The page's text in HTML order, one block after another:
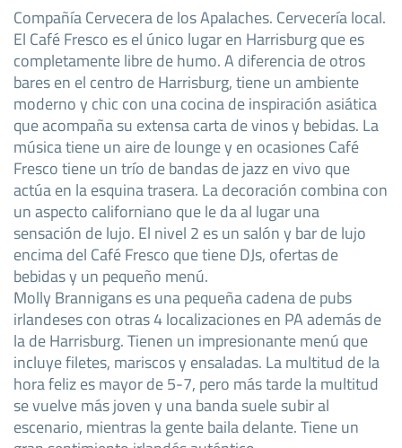
Compañía Cervecera de los Apalaches. Cervecería local.
El Café Fresco es el único lugar en Harrisburg que es
completamente libre de humo. A diferencia de otros
bares en el centro de Harrisburg, tiene un ambiente
moderno y chic con una cocina de inspiración asiática
que acompaña su extensa carta de vinos y bebidas. La
música tiene un aire de lounge y en ocasiones Café
Fresco tiene un trío de bandas de jazz en vivo que
actúa en la esquina trasera. La decoración combina con
un aspecto californiano que le da al lugar una
sensación de lujo. El nivel 2 es un salón y bar de lujo
encima del Café Fresco que tiene DJs, ofertas de
bebidas y un pequeño menú.
Molly Brannigans es una pequeña cadena de pubs
irlandeses con otras 4 localizaciones en PA además de
la de Harrisburg. Tienen un impresionante menú que
incluye filetes, mariscos y ensaladas. La multitud de la
hora feliz es mayor de 5-7, pero más tarde la multitud
se vuelve más joven y una banda suele subir al
escenario, mientras la gente baila delante. Tiene un